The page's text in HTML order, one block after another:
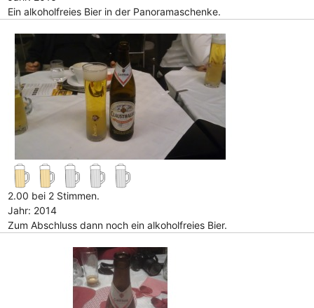
Ein alkoholfreies Bier in der Panoramaschenke.
2.00 bei 2 Stimmen.
Jahr: 2014
Zum Abschluss dann noch ein alkoholfreies Bier.